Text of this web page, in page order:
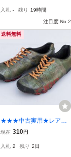
さん 自転車で散歩です
か？ サンボルト
入札 - 残り 19時間
注目度 No.2
送料無料
★★★中古実用★レア限
定品★GIROジロ★Empir
★★★
現在 310円
入札 2 残り 2日